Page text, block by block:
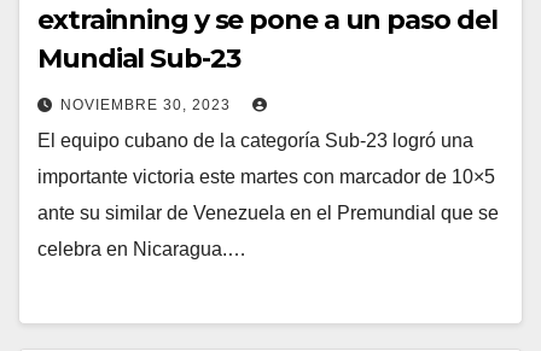
extrainning y se pone a un paso del
Mundial Sub-23
NOVIEMBRE 30, 2023
El equipo cubano de la categoría Sub-23 logró una
importante victoria este martes con marcador de 10×5
ante su similar de Venezuela en el Premundial que se
celebra en Nicaragua.…